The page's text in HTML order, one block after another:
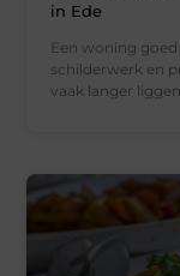
in Ede
Een woning
schilderwerk en
vaak langer